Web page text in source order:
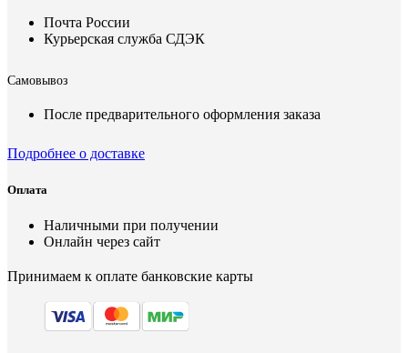
Почта России
Курьерская служба СДЭК
Самовывоз
После предварительного оформления заказа
Подробнее о доставке
Оплата
Наличными при получении
Онлайн через сайт
Принимаем к оплате банковские карты